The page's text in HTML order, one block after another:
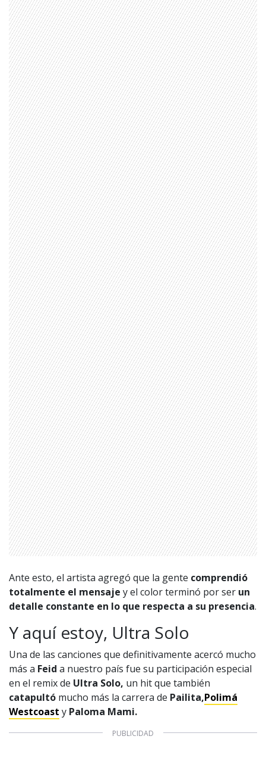
Ante esto, el artista agregó que la gente comprendió
totalmente el mensaje y el color terminó por ser un
detalle constante en lo que respecta a su presencia.
Y aquí estoy, Ultra Solo
Una de las canciones que definitivamente acercó mucho
más a Feid a nuestro país fue su participación especial
en el remix de Ultra Solo, un hit que también
catapultó mucho más la carrera de Pailita,Polimá
Westcoast y Paloma Mami.